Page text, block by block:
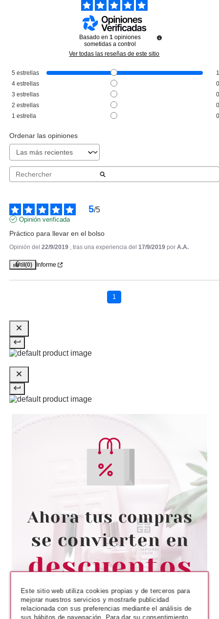
ARDELL
ARDELL NAIL ADDICT UÑAS
POSTIZAS BLACK STUD & PINK
OMBRE
desde
ESSENCE WILDFLOWER NAIL
SOKO READY BODY
-52% 2.75€
Basado en 1 opiniones
sometidas a control
Ver todas las reseñas de este sitio
5 estrellas
4 estrellas
3 estrellas
2 estrellas
1 estrella
Ordenar las opiniones
5/5
Opinión verificada
Práctico para llevar en el bolso
Opinión del 22/9/2019 , tras una experiencia del 17/9/2019 por A.A.
Útil (0) Informe
1
Este sitio web utiliza cookies propias y de terceros para
mejorar nuestros servicios y mostrarle publicidad
relacionada con sus preferencias mediante el análisis de
sus hábitos de navegación. Para dar su consentimiento